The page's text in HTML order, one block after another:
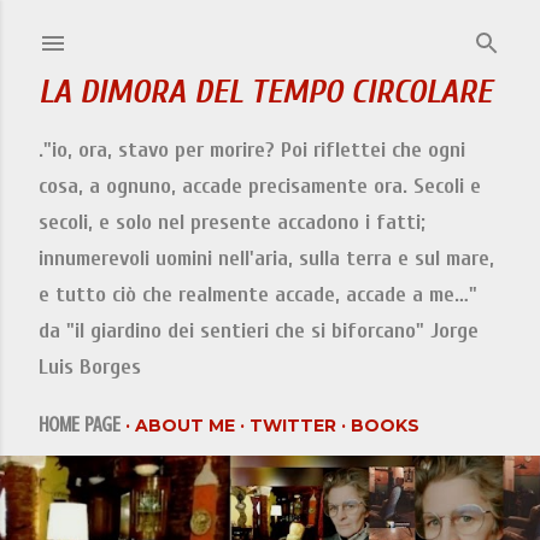
LA DIMORA DEL TEMPO CIRCOLARE
."io, ora, stavo per morire? Poi riflettei che ogni
cosa, a ognuno, accade precisamente ora. Secoli e
secoli, e solo nel presente accadono i fatti;
innumerevoli uomini nell'aria, sulla terra e sul mare,
e tutto ciò che realmente accade, accade a me…"
da "il giardino dei sentieri che si biforcano" Jorge
Luis Borges
HOME PAGE ABOUT ME TWITTER
BOOKS
COLLEZIONISMO CARTACEO
INSTAGRAM
LINKEDIN
TUMBRL KOLONISTUGA
PINTEREST
ABOUT ME